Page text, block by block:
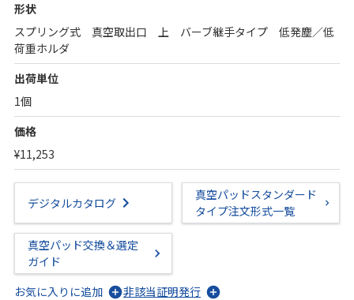
形状
スプリング式 真空取出口 上 バーブ継手タイプ 低発塵／低
荷重ホルダ
出荷単位
1個
価格
¥11,253
デジタルカタログ
真空パッドスタンダード
タイプ注文形式一覧
真空パッド交換＆選定
ガイド
お気に入りに追加
非該当証明発行